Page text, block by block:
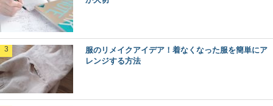
服のリメイクアイデア！着なくなった服を簡単にア
レンジする方法